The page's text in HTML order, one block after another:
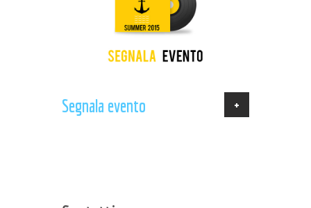
Segnala evento +